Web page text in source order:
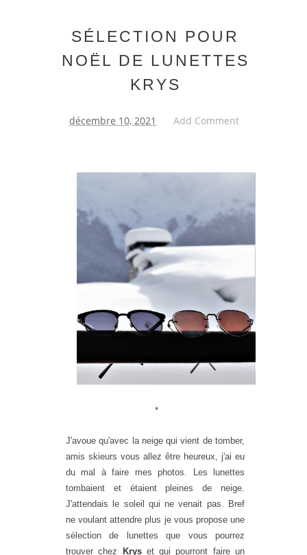
SÉLECTION POUR
NOËL DE LUNETTES
KRYS
décembre 10, 2021 Add Comment
*
J'avoue qu'avec la neige qui vient de tomber,
amis skieurs vous allez être heureux, j'ai eu
du mal à faire mes photos. Les lunettes
tombaient et étaient pleines de neige.
J'attendais le soleil qui ne venait pas. Bref
ne voulant attendre plus je vous propose une
sélection de lunettes que vous pourrez
trouver chez
Kryset qui pourront faire un